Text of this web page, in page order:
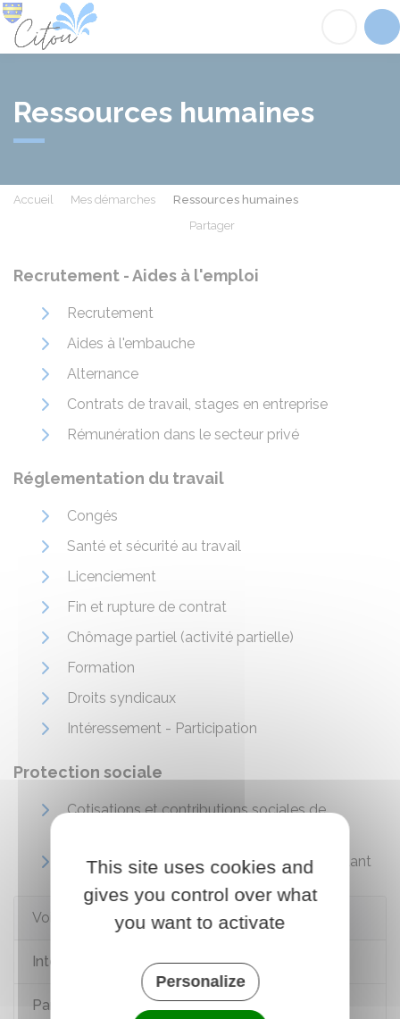
Ressources humaines
Accueil Mes démarches
Ressources humaines
Partager
Recrutement - Aides à l'emploi
Recrutement
Aides à l'embauche
Alternance
Contrats de travail, stages en entreprise
Rémunération dans le secteur privé
Réglementation du travail
Congés
Santé et sécurité au travail
Licenciement
Fin et rupture de contrat
Chômage partiel (activité partielle)
Formation
Droits syndicaux
Intéressement - Participation
Protection sociale
Cotisations et contributions sociales de
Protection sociale d'un travailleur indépendant
Voir aussi
Intéressement
Participation
This site uses cookies and
gives you control over what
you want to activate
Personalize